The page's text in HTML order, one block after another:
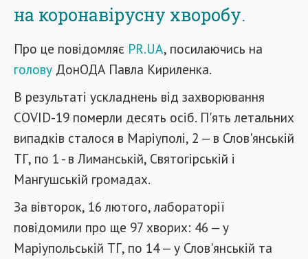
на коронавірусну хворобу.
Про це повідомляє PR.UA, посилаючись на
голову ДонОДА Павла Кириленка.
В результаті ускладнень від захворювання
COVID-19 померли десять осіб. П'ять летальних
випадків сталося в Маріуполі, 2 — в Слов'янській
ТГ, по 1 - в Лиманській, Святогірській і
Мангушській громадах.
За вівторок, 16 лютого, лабораторії
повідомили про ще 97 хворих: 46 — у
Маріупольській ТГ, по 14 — у Слов'янській та